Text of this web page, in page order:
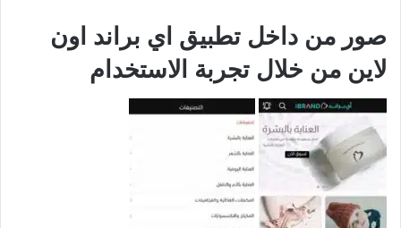
صور من داخل تطبيق اي براند اون
لاين من خلال تجربة الاستخدام